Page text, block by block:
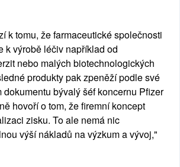
k tomu, že farmaceutické společnosti
k výrobě léčiv například od
nebo malých biotechnologických
produkty pak zpeněží podle své
dokumentu bývalý šéf koncernu Pfizer
hovoří o tom, že firemní koncept
zisku. To ale nemá nic
výší nákladů na výzkum a vývoj,"